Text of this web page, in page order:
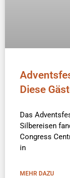
Diese
Das
Silbereisen
Congress
in
MEHR DAZU